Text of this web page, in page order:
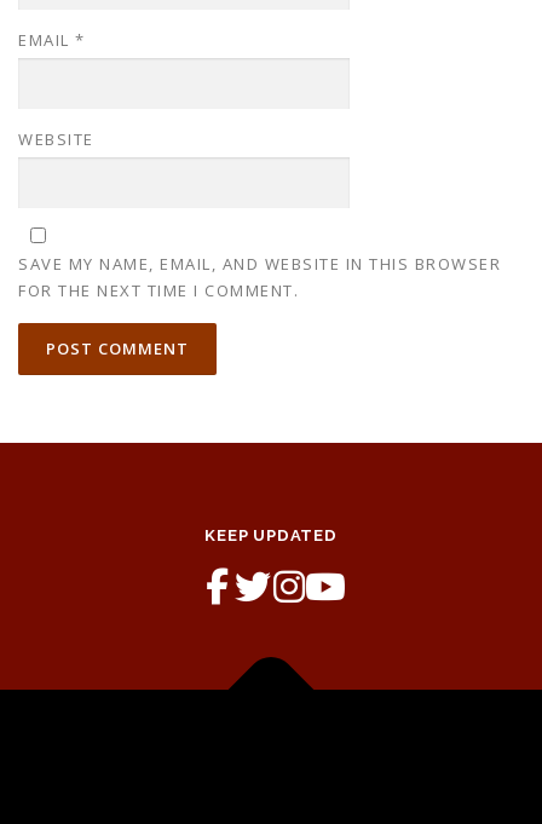
EMAIL *
WEBSITE
SAVE MY NAME, EMAIL, AND WEBSITE IN THIS BROWSER
FOR THE NEXT TIME I COMMENT.
KEEP UPDATED